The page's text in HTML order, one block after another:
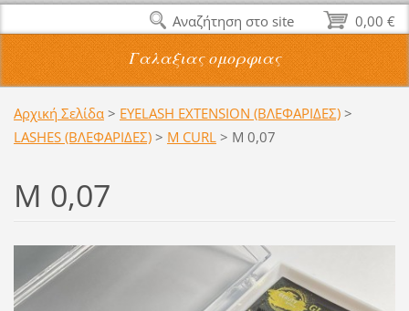
Γαλαξιας ομορφιας
Αρχική Σελίδα > EYELASH EXTENSION (ΒΛΕΦΑΡΙΔΕΣ) >
LASHES (ΒΛΕΦΑΡΙΔΕΣ) > M CURL > Μ 0,07
Μ 0,07
0,00 €
Αναζήτηση στο site